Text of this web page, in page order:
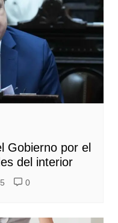
Gobierno por el
del interior
0